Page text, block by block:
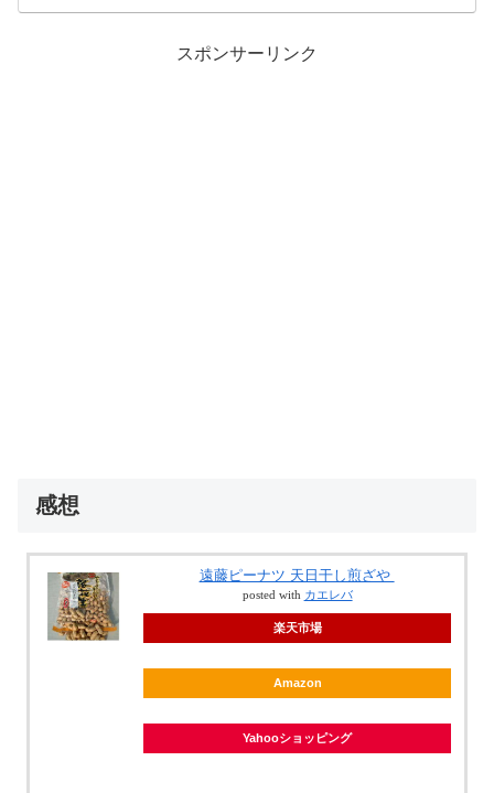
スポンサーリンク
感想
遠藤ピーナツ 天日干し煎ざや
posted with カエレバ
楽天市場
Amazon
Yahooショッピング